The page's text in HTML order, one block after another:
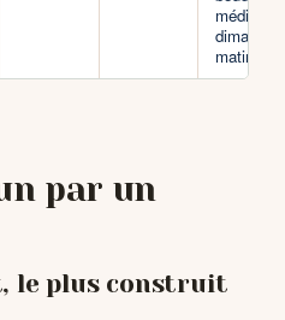
dimanche
matin
par un
le plus construit